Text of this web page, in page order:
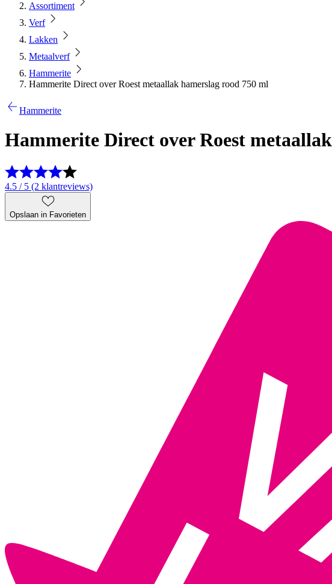
Assortiment
Verf
Lakken
Metaalverf
Hammerite
Hammerite Direct over Roest metaallak hamerslag rood 750 ml
Hammerite
Hammerite Direct over Roest
4.5 / 5 (2 klantreviews)
Opslaan in Favorieten